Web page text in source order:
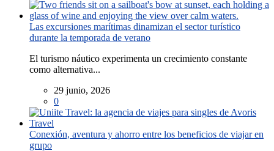
Las excursiones marítimas dinamizan el sector turístico
durante la temporada de verano
El turismo náutico experimenta un crecimiento constante
como alternativa...
29 junio, 2026
0
Conexión, aventura y ahorro entre los beneficios de viajar en
grupo